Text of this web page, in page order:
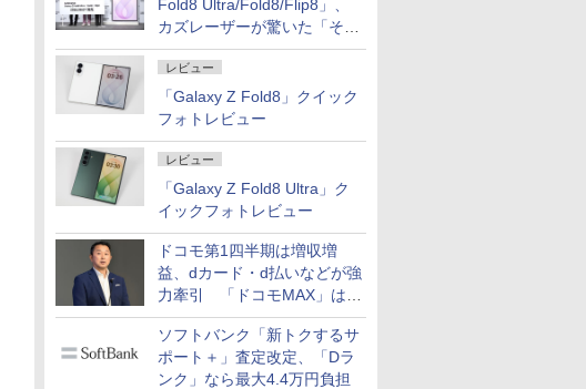
Fold8 Ultra/Fold8/Flip8」、
カズレーザーが驚いた「そば
屋のメニュー並みの薄さ」
レビュー
「Galaxy Z Fold8」クイック
フォトレビュー
レビュー
「Galaxy Z Fold8 Ultra」ク
イックフォトレビュー
ドコモ第1四半期は増収増
益、dカード・d払いなどが強
力牽引 「ドコモMAX」は
400万契約突破
ソフトバンク「新トクするサ
ポート＋」査定改定、「Dラ
ンク」なら最大4.4万円負担